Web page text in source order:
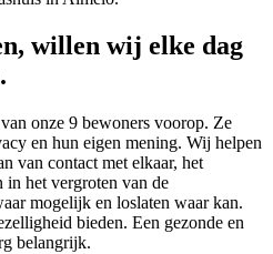
willen wij elke dag
onze 9 bewoners voorop. Ze
en hun eigen mening. Wij helpen
van contact met elkaar, het
in het vergroten van de
mogelijk en loslaten waar kan.
bieden. Een gezonde en
belangrijk.